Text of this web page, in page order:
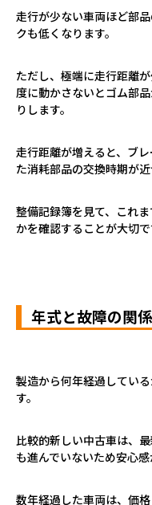
走行が少ない車両ほど部
クも低くなります。
ただし、極端に走行距離
度に動かさないとゴム部
りします。
走行距離が増えると、ブ
た消耗部品の交換時期が近
整備記録簿を見て、これ
かを確認することが大切で
年式と故障の関係
製造から何年経過してい
す。
比較的新しい中古車は、
も進んでいないため安心感
数年経過した車両は、価